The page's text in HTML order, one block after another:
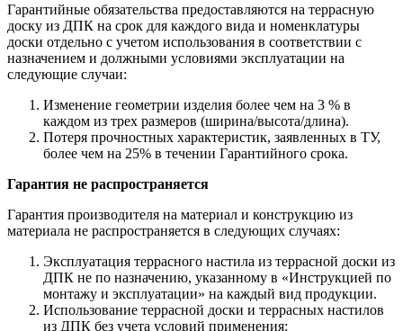
Гарантийные обязательства предоставляются на террасную
доску из ДПК на срок для каждого вида и номенклатуры
доски отдельно с учетом использования в соответствии с
назначением и должными условиями эксплуатации на
следующие случаи:
Изменение геометрии изделия более чем на 3 % в
каждом из трех размеров (ширина/высота/длина).
Потеря прочностных характеристик, заявленных в ТУ,
более чем на 25% в течении Гарантийного срока.
Гарантия не распространяется
Гарантия производителя на материал и конструкцию из
материала не распространяется в следующих случаях:
Эксплуатация террасного настила из террасной доски из
ДПК не по назначению, указанному в «Инструкцией по
монтажу и эксплуатации» на каждый вид продукции.
Использование террасной доски и террасных настилов
из ДПК без учета условий применения: